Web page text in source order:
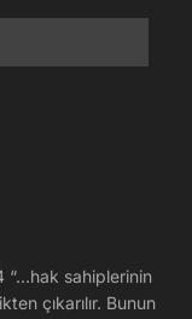
“…hak sahiplerinin
çıkarılır. Bunun